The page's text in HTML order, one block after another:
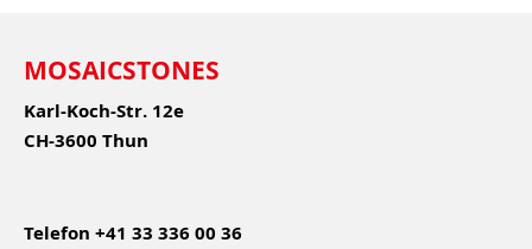
MOSAICSTONES
Karl-Koch-Str. 12e
CH-3600 Thun
Telefon +41 33 336 00 36